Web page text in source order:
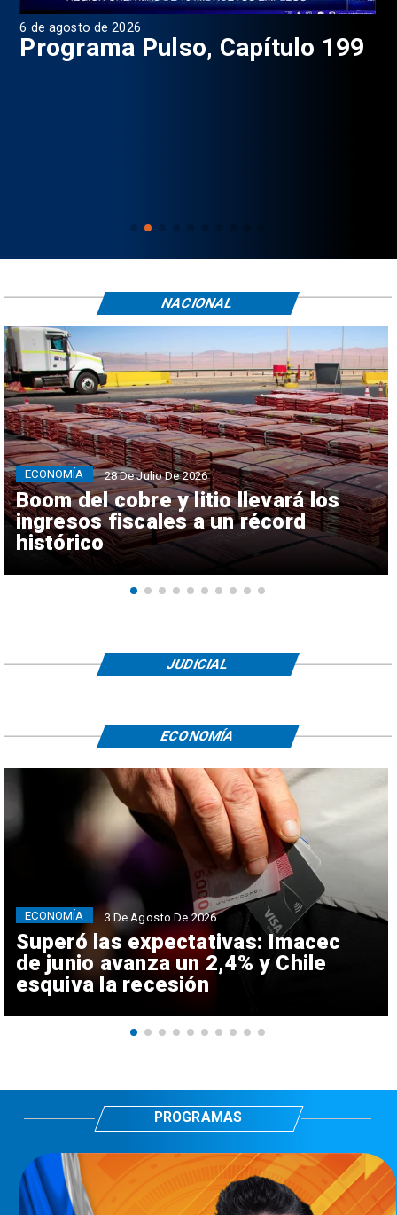
6 de agosto de 2026
Programa Pulso, Capítulo 199
Boom del cobre y litio llevará los
ingresos fiscales a un récord
histórico
ECONOMÍA 28 De Julio De 2026
NACIONAL
JUDICIAL
Superó las expectativas: Imacec
de junio avanza un 2,4% y Chile
esquiva la recesión
ECONOMÍA 3 De Agosto De 2026
ECONOMÍA
PROGRAMAS